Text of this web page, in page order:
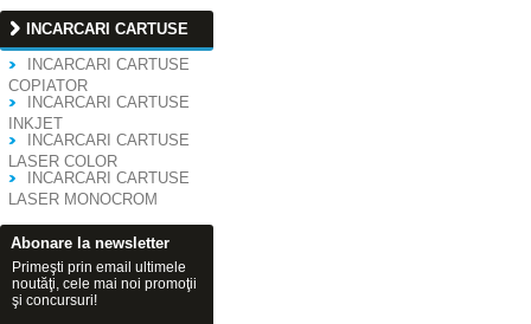
INCARCARI CARTUSE
INCARCARI CARTUSE
COPIATOR
INCARCARI CARTUSE
INKJET
INCARCARI CARTUSE
LASER COLOR
INCARCARI CARTUSE
LASER MONOCROM
Abonare la newsletter
Primeşti prin email ultimele
noutăţi, cele mai noi promoţii
şi concursuri!